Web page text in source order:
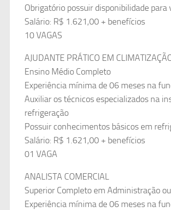
Obrigatório possuir disponibilidade para
Salário: R$ 1.621,00 + benefícios
10 VAGAS
AJUDANTE PRÁTICO EM
Ensino Médio Completo
Experiência mínima de 06 meses na
Auxiliar os técnicos especializados na
refrigeração
Possuir conhecimentos básicos em
Salário: R$ 1.621,00 + benefícios
01 VAGA
ANALISTA COMERCIAL
Superior Completo em Administração
Experiência mínima de 06 meses na